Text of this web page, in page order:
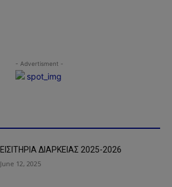
- Advertisment -
ΕΙΣΙΤΗΡΙΑ ΔΙΑΡΚΕΙΑΣ 2025-2026
June 12, 2025